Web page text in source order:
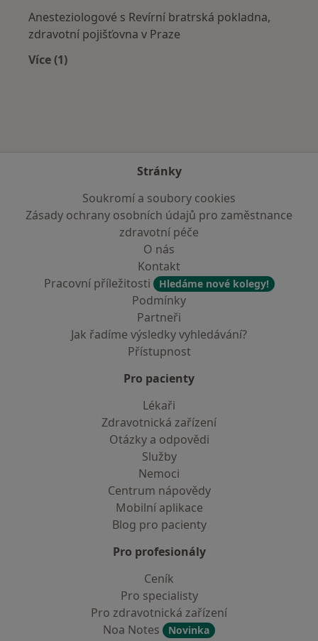
Anesteziologové s Revírní bratrská pokladna,
zdravotní pojišťovna v Praze
Více (1)
Stránky
Soukromí a soubory cookies
Zásady ochrany osobních údajů pro zaměstnance
zdravotní péče
O nás
Kontakt
Pracovní příležitosti
Hledáme nové kolegy!
Podmínky
Partneři
Jak řadíme výsledky vyhledávání?
Přístupnost
Pro pacienty
Lékaři
Zdravotnická zařízení
Otázky a odpovědi
Služby
Nemoci
Centrum nápovědy
Mobilní aplikace
Blog pro pacienty
Pro profesionály
Ceník
Pro specialisty
Pro zdravotnická zařízení
Noa Notes
Novinka